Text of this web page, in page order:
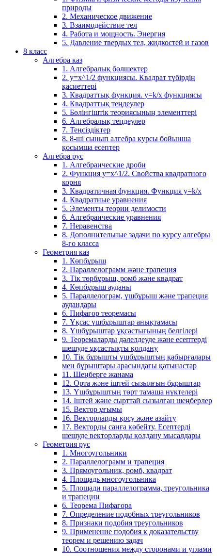
природы
2. Механическое движение
3. Взаимодействие тел
4. Работа и мощность. Энергия
5. Давление твердых тел, жидкостей и газов
8 класс
Алгебра каз
1. Алгебралық бөлшектер
2. у=х^1/2 функциясы. Квадрат түбірдің
қасиеттері
3. Квадраттық функция. у=k/x функциясы
4. Квадраттық теңдеулер
5. Бөлінгіштік теориясының элементтері
6. Алгебралық теңдеулер
7. Теңсіздіктер
8. 8-ші сынып алгебра курсы бойынша
қосымша есептер
Алгебра рус
1. Алгебраические дроби
2. Функция y=x^1/2. Свойства квадратного
корня
3. Квадратичная функция. Функция у=k/x
4. Квадратные уравнения
5. Элементы теории делимости
6. Алгебраические уравнения
7. Неравенства
8. Дополнительные задачи по курсу алгебры
8-го класса
Геометрия каз
1. Көпбұрыш
2. Параллелограмм және трапеция
3. Тік төрбұрыш, ромб және квадрат
4. Көпбұрыш ауданы
5. Параллелограм, үшбұрыш және трапеция
аудандары
6. Пифагор теоремасы
7. Ұқсас үшбұрыштар анықтамасы
8. Үшбұрыштар ұқсастығының белгілері
9. Теоремаларды дәлелдеуде және есептерді
шешуде ұқсастықты қолдану
10. Тік бұрышты үшбұрыштың қабырғалары
мен бұрыштары арасындағы қатынастар
11. Шеңберге жанама
12. Орта және іштей сызылғын бұрыштар
13. Үшбұрыштың төрт тамаша нүктелері
14. Іштей және сырттай сызылған шеңберлер
15. Вектор ұғымы
16. Векторларды қосу және азайту
17. Векторды санға көбейту. Есептерді
шешуде векторларды қолдану мысалдары
Геометрия рус
1. Многоугольники
2. Параллелограмм и трапеция
3. Прямоугольник, ромб, квадрат
4. Площадь многоугольника
5. Площади параллелограмма, треугольника
и трапеции
6. Теорема Пифагора
7. Определение подобных треугольников
8. Признаки подобия треугольников
9. Применение подобия к доказательству
теорем и решению задач
10. Соотношения между сторонами и углами